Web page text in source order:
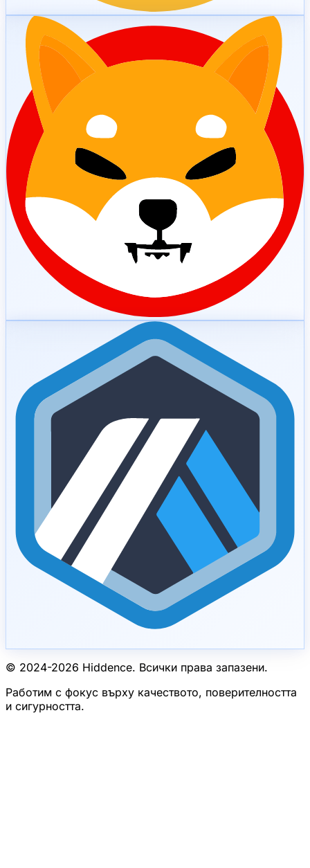
© 2024-2026 Hiddence. Всички права запазени.
Работим с фокус върху качеството, поверителността
и сигурността.